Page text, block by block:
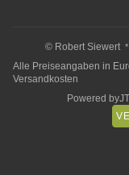
© Robert Siewert
Alle Preiseangaben in
Versandkosten
Powered by